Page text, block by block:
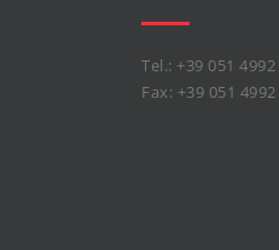
Tel.: +39 051 4992
Fax: +39 051